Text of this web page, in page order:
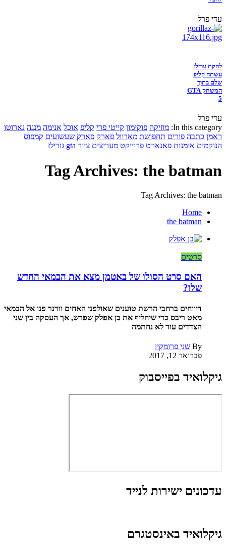
עדי פרל
להקת גורילז
עשתה קליפ
שלם בתוך
המשחק GTA
5
עדי פרל
In this category: מוזיקה פוקימון קייטי פרי קליפ אוכל אנימה מנגה נארוטו
ראמן כתבה פורים תחפושת מארוול פארק פארק שעשועים קמפוס
הנוקמים אומנות פאנארט פרוייקט מעריצים ציור gta גורילז
Tag Archives: the batman
Tag Archives: the batman
Home
the batman
סרטים
האם סרט הסולו של באטמן מצא את הבמאי החדש
שלו?
דיווחים ברחבי הרשת טוענים שאולפני האחים וורנר פנו אל הבמאי
מאט ריבס כדי שיחליף את בן אפלק שפרש, אך העסקה בין שני
הצדדים עוד לא נחתמה
By שני פרומקין
פברואר 12, 2017
גיקלואיד בפייסבוק
עדכונים ישירות לנייד
גיקלואיד באינסטגרם